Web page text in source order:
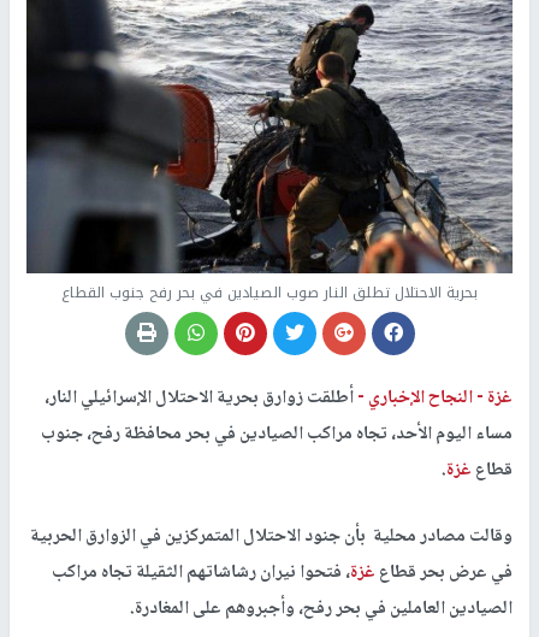
بحرية الاحتلال تطلق النار صوب الصيادين في بحر رفح جنوب القطاع
غزة -النجاح الإخباري -أطلقت زوارق بحرية الاحتلال الإسرائيلي النار،
مساء اليوم الأحد، تجاه مراكب الصيادين في بحر محافظة رفح، جنوب
قطاعغزة.
وقالت مصادر محلية بأن جنود الاحتلال المتمركزين في الزوارق الحربية
في عرض بحر قطاعغزة، فتحوا نيران رشاشاتهم الثقيلة تجاه مراكب
الصيادين العاملين في بحر رفح، وأجبروهم على المغادرة.